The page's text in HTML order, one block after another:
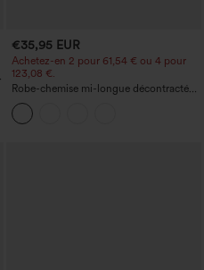
€35,95 EUR
Achetez-en 2 pour 61,54 € ou 4 pour
123,08 €.
Robe-chemise mi-longue décontractée
à col, mancherons, ceinturée, ourlet
fendu incurvé et poches